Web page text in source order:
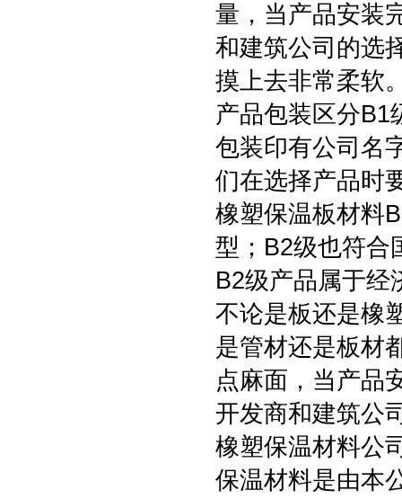
量，当产品安装
和建筑公司的选
摸上去非常柔软
产品包装区分B1
包装印有公司名
们在选择产品时
橡塑保温板材料
型；B2级也符
B2级产品属于经
不论是板还是橡
是管材还是板材
点麻面，当产品
开发商和建筑公
橡塑保温材料公
保温材料是由本